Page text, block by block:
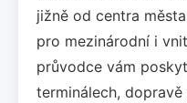
jižně od centra
pro mezinárodní i
průvodce vám
terminálech,